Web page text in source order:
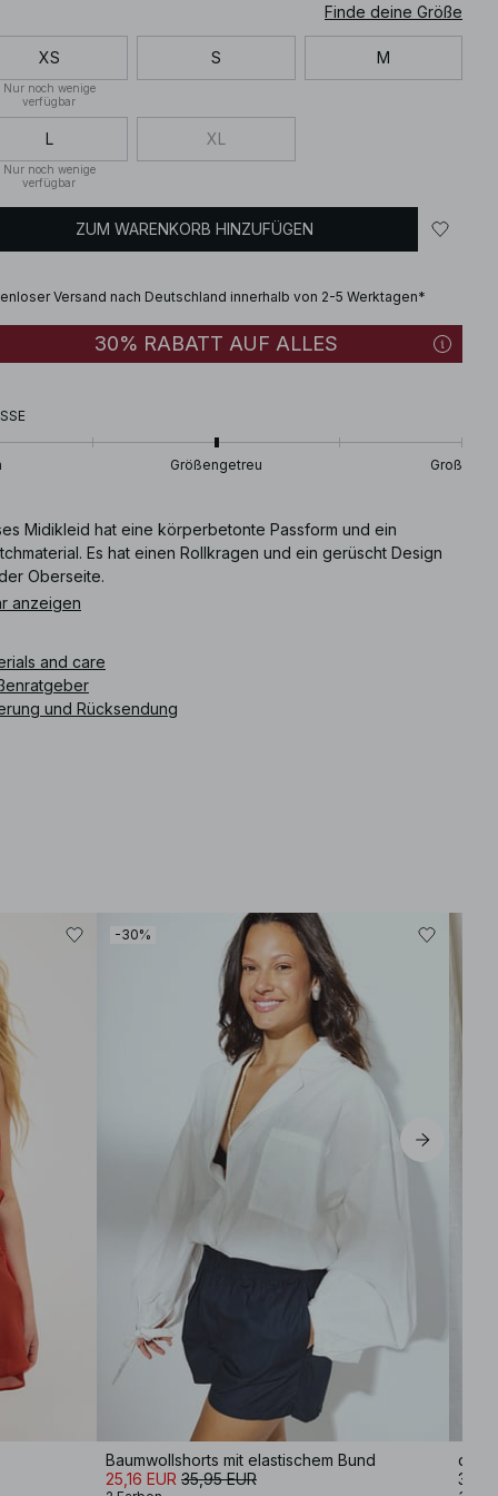
Finde deine Größe
XS
Nur noch wenige
verfügbar
S M
L
Nur noch wenige
verfügbar
XL
ZUM WARENKORB HINZUFÜGEN
Versand nach Deutschland innerhalb von 2-5 Werktagen*
30% RABATT AUF ALLES
Größengetreu Groß
Midikleid hat eine körperbetonte Passform und ein
Es hat einen Rollkragen und ein gerüscht Design
Oberseite.
anzeigen
and care
und Rücksendung
-30%
Baumwollshorts mit elastischem Bund
25,16 EUR 35,95 EUR